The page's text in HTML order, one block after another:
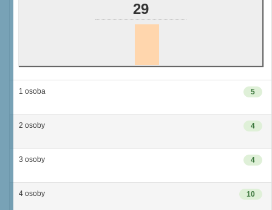
29
5
1 osoba
4
2 osoby
4
3 osoby
10
4 osoby